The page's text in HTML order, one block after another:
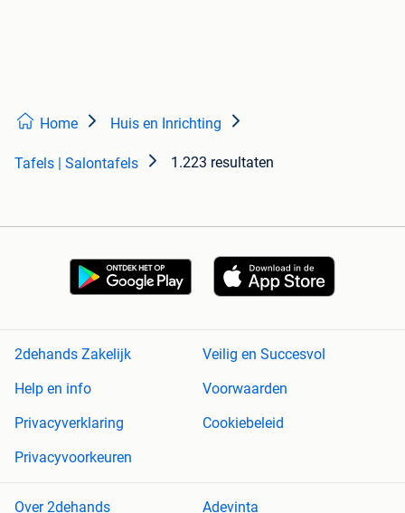
Home Huis en Inrichting
Tafels | Salontafels 1.223 resultaten
2dehands Zakelijk
Veilig en Succesvol
Help en info
Voorwaarden
Privacyverklaring
Cookiebeleid
Privacyvoorkeuren
Over 2dehands Adevinta